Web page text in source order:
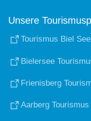
Unsere
Tourismus Biel
Bielersee
Frienisberg
Aarberg Tourismus